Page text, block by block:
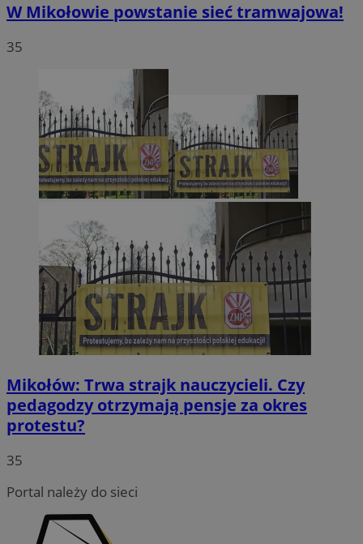
W Mikołowie powstanie sieć tramwajowa!
35
Mikołów: Trwa strajk nauczycieli. Czy
pedagodzy otrzymają pensje za okres
protestu?
35
Portal należy do sieci